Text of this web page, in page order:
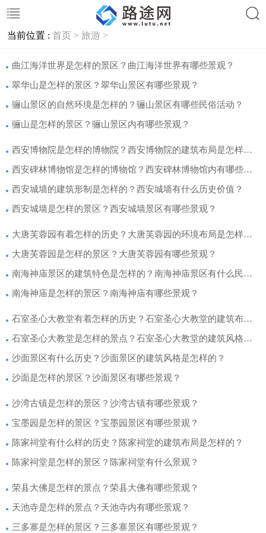
当前位置 : 首页 > 旅游 >
曲江海洋世界是怎样的景区？曲江海洋世界有哪些景观？
翠华山是怎样的景区？翠华山景区有哪些景观？
骊山景区的自然环境是怎样的？骊山景区有哪些民俗活动？
骊山是怎样的景区？骊山景区内有哪些景观？
西安博物院是怎样的博物院？西安博物院的建筑布局是怎样的？
西安碑林博物馆是怎样的博物馆？西安碑林博物馆内有哪些展厅？
西安城墙的建筑形制是怎样的？西安城墙有什么历史价值？
西安城墙是怎样的景区？西安城墙景区有哪些景观？
大唐芙蓉园有着怎样的历史？大唐芙蓉园的环境布局是怎样的？
大唐芙蓉园是怎样的景区？大唐芙蓉园有哪些景观？
南海神庙景区的建筑特色是怎样的？南海神庙景区有什么民俗活动？
南海神庙是怎样的景区？南海神庙有哪些景观？
石室圣心大教堂有着怎样的历史？石室圣心大教堂的建筑布局是怎样的？
石室圣心大教堂是怎样的景点？石室圣心大教堂的建筑风格是怎样的？
沙面景区有什么历史？沙面景区的建筑风格是怎样的？
沙面是怎样的景区？沙面景区有哪些景观？
沙湾古镇是怎样的景区？沙湾古镇有哪些景观？
宝墨园是怎样的景区？宝墨园景区有哪些景观？
陈家祠堂有什么样的历史？陈家祠堂的建筑布局是怎样的？
陈家祠堂是怎样的景区？陈家祠堂有什么景观？
荣县大佛是怎样的景点？荣县大佛有哪些景观？
天池寺是怎样的景点？天池寺内有哪些景观？
三多寨是怎样的景区？三多寨景区有哪些景观？